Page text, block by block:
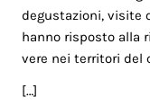
degustazioni, visite
hanno risposto alla
vere nei territori del
[…]